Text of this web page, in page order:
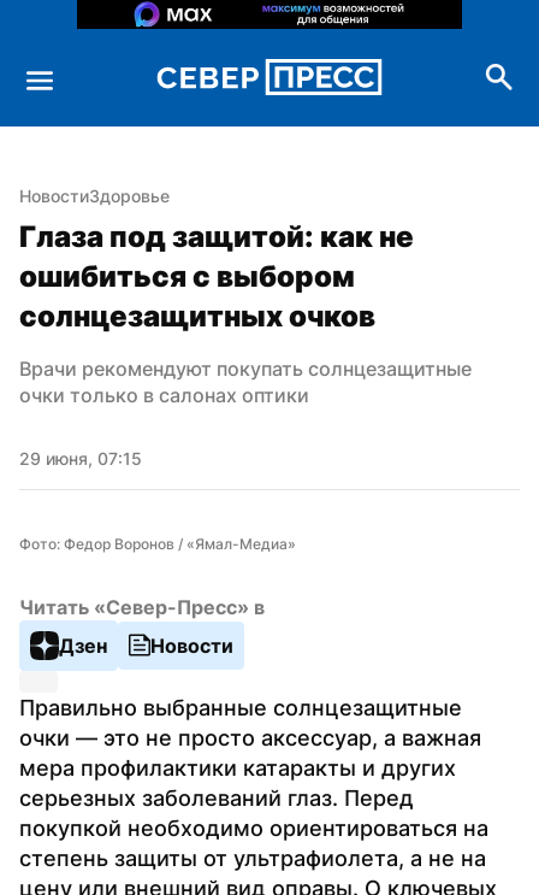
НовостиЗдоровье
Глаза под защитой: как не
ошибиться с выбором
солнцезащитных очков
Врачи рекомендуют покупать солнцезащитные
очки только в салонах оптики
29 июня, 07:15
Фото: Федор Воронов / «Ямал-Медиа»
Читать «Север-Пресс» в
Дзен
Новости
Правильно выбранные солнцезащитные
очки — это не просто аксессуар, а важная
мера профилактики катаракты и других
серьезных заболеваний глаз. Перед
покупкой необходимо ориентироваться на
степень защиты от ультрафиолета, а не на
цену или внешний вид оправы. О ключевых